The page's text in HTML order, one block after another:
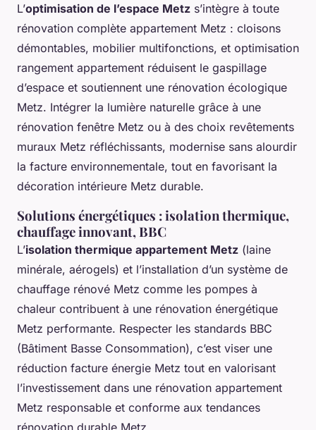
L’optimisation de l’espace Metz s’intègre à toute
rénovation complète appartement Metz : cloisons
démontables, mobilier multifonctions, et optimisation
rangement appartement réduisent le gaspillage
d’espace et soutiennent une rénovation écologique
Metz. Intégrer la lumière naturelle grâce à une
rénovation fenêtre Metz ou à des choix revêtements
muraux Metz réfléchissants, modernise sans alourdir
la facture environnementale, tout en favorisant la
décoration intérieure Metz durable.
Solutions énergétiques : isolation thermique,
chauffage innovant, BBC
L’isolation thermique appartement Metz (laine
minérale, aérogels) et l’installation d’un système de
chauffage rénové Metz comme les pompes à
chaleur contribuent à une rénovation énergétique
Metz performante. Respecter les standards BBC
(Bâtiment Basse Consommation), c’est viser une
réduction facture énergie Metz tout en valorisant
l’investissement dans une rénovation appartement
Metz responsable et conforme aux tendances
rénovation durable Metz.